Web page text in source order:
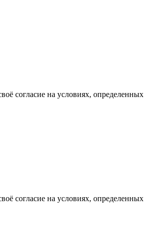
согласие на условиях, определенных
согласие на условиях, определенных